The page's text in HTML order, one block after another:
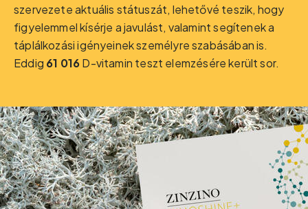
szervezete aktuális státuszát, lehetővé teszik, hogy
figyelemmel kísérje a javulást, valamint segítenek a
táplálkozási igényeinek személyre szabásában is.
Eddig 61 016D-vitamin teszt elemzésére került sor.